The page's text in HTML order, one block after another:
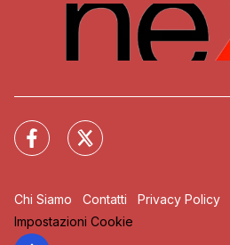
Chi Siamo Contatti Privacy Policy
Impostazioni Cookie